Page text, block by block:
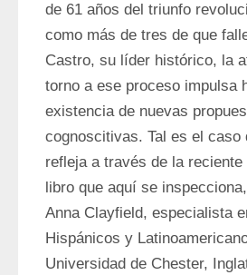
de 61 años del triunfo
como más de tres de que
Castro, su líder histórico, la
torno a ese proceso impulsa
existencia de nuevas
cognoscitivas. Tal es el caso
refleja a través de la reciente
libro que aquí se
Anna Clayfield, especialista
Hispánicos y
Universidad de Chester,